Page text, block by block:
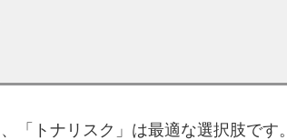
「トナリスク」は最適な選択肢です。